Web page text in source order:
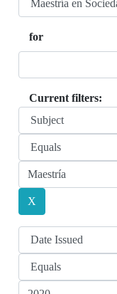
for
Current filters: